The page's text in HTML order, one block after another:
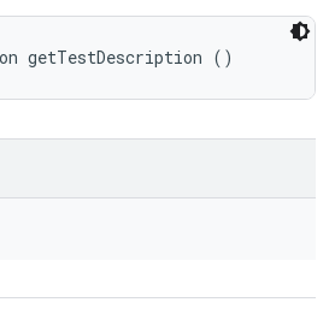
getTestDescription ()